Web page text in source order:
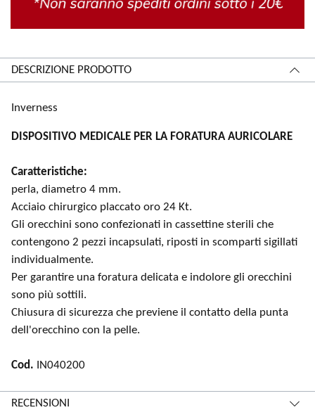
DESCRIZIONE PRODOTTO
Inverness
DISPOSITIVO MEDICALE PER LA FORATURA AURICOLARE
Caratteristiche:
perla, diametro 4 mm.
Acciaio chirurgico placcato oro 24 Kt.
Gli orecchini sono confezionati in cassettine sterili che
contengono 2 pezzi incapsulati, riposti in scomparti sigillati
individualmente.
Per garantire una foratura delicata e indolore gli orecchini
sono più sottili.
Chiusura di sicurezza che previene il contatto della punta
dell'orecchino con la pelle.
Cod. IN040200
RECENSIONI